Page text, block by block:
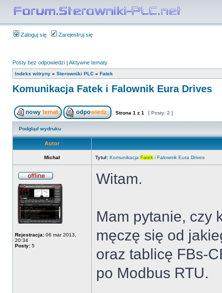
Zaloguj się Zarejestruj się
Posty bez odpowiedzi | Aktywne tematy
Indeks witryny » Sterowniki PLC » Fatek
Komunikacja Fatek i Falownik Eura Drives
Strona 1 z 1 [ Posty: 2 ]
Podgląd wydruku
Autor
Michał Tytuł: Komunikacja Fatek i Falownik Eura Drives
Rejestracja: 06 mar 2013,
20:34
Posty: 5
Witam.
Mam pytanie, czy
męczę się od
oraz tablicę FBs-
po Modbus RTU.